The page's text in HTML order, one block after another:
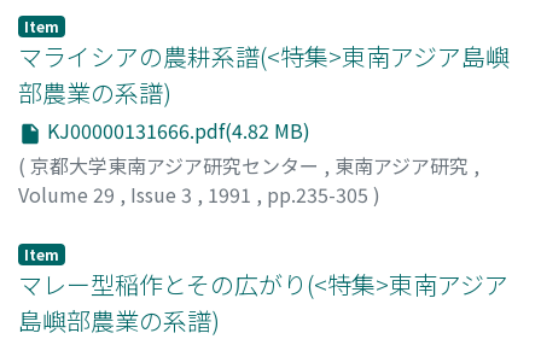
Item
マライシアの農耕系譜(<特集>東南アジア島嶼
部農業の系譜)
KJ00000131666.pdf(4.82 MB)
( 京都大学東南アジア研究センター , 東南アジア研究 ,
Volume 29 , Issue 3 , 1991 , pp.235-305 )
Item
マレー型稲作とその広がり(<特集>東南アジア
島嶼部農業の系譜)